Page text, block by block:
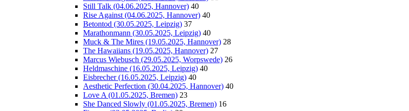
Still Talk (04.06.2025, Hannover) 40
Rise Against (04.06.2025, Hannover) 40
Betontod (30.05.2025, Leipzig) 37
Marathonmann (30.05.2025, Leipzig) 40
Muck & The Mires (19.05.2025, Hannover) 28
The Hawaiians (19.05.2025, Hannover) 27
Marcus Wiebusch (29.05.2025, Worpswede) 26
Heldmaschine (16.05.2025, Leipzig) 40
Eisbrecher (16.05.2025, Leipzig) 40
Aesthetic Perfection (30.04.2025, Hannover) 40
Love A (01.05.2025, Bremen) 23
She Danced Slowly (01.05.2025, Bremen) 16